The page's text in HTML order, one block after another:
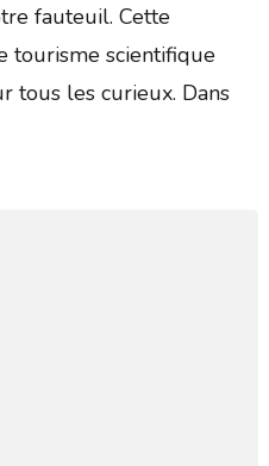
fauteuil. Cette
tourisme scientifique
tous les curieux. Dans